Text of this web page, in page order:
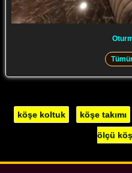
köşe koltuk köşe takımı
ölçü